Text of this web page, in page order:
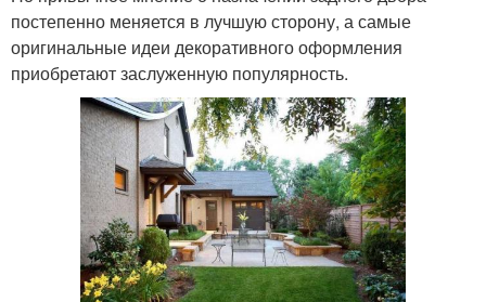
постепенно меняется в лучшую сторону, а самые
оригинальные идеи декоративного оформления
приобретают заслуженную популярность.